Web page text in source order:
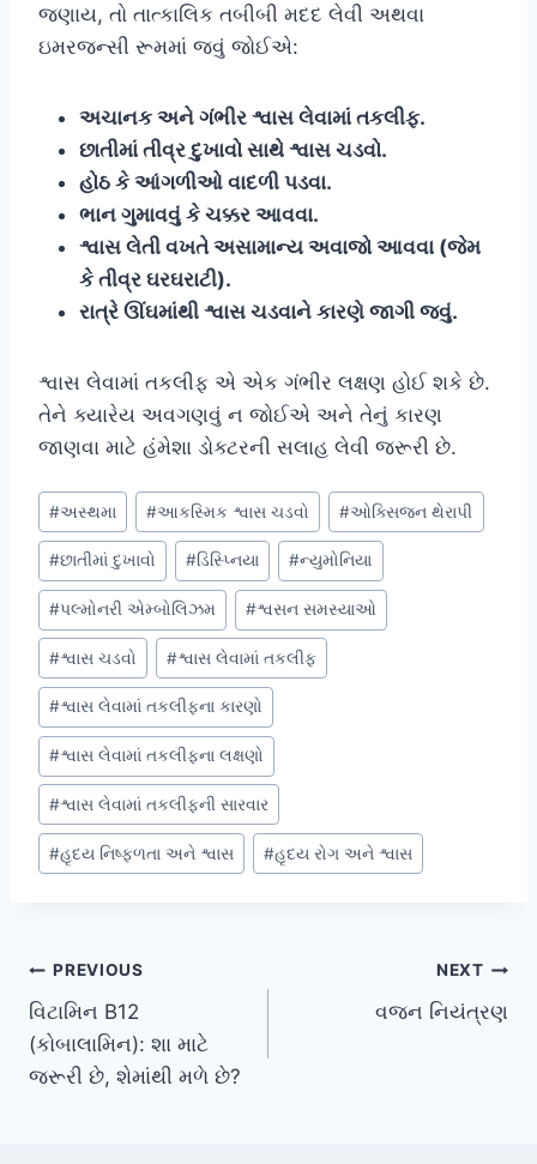
જણાય, તો તાત્કાલિક તબીબી મદદ લેવી અથવા
ઇમરજન્સી રૂમમાં જવું જોઈએ:
અચાનક અને ગંભીર શ્વાસ લેવામાં તકલીફ.
છાતીમાં તીવ્ર દુખાવો સાથે શ્વાસ ચડવો.
હોઠ કે આંગળીઓ વાદળી પડવા.
ભાન ગુમાવવું કે ચક્કર આવવા.
શ્વાસ લેતી વખતે અસામાન્ય અવાજો આવવા (જેમ
કે તીવ્ર ઘરઘરાટી).
રાત્રે ઊંઘમાંથી શ્વાસ ચડવાને કારણે જાગી જવું.
શ્વાસ લેવામાં તકલીફ એ એક ગંભીર લક્ષણ હોઈ શકે છે.
તેને ક્યારેય અવગણવું ન જોઈએ અને તેનું કારણ
જાણવા માટે હંમેશા ડોક્ટરની સલાહ લેવી જરૂરી છે.
Post
Tags:
#અસ્થમા #આકસ્મિક શ્વાસ ચડવો #ઓક્સિજન થેરાપી
#છાતીમાં દુખાવો #ડિસ્પ્નિયા #ન્યુમોનિયા
#પલ્મોનરી એમ્બોલિઝમ #શ્વસન સમસ્યાઓ
#શ્વાસ ચડવો #શ્વાસ લેવામાં તકલીફ
#શ્વાસ લેવામાં તકલીફના કારણો
#શ્વાસ લેવામાં તકલીફના લક્ષણો
#શ્વાસ લેવામાં તકલીફની સારવાર
#હૃદય નિષ્ફળતા અને શ્વાસ #હૃદય રોગ અને શ્વાસ
Post
navigation
PREVIOUS
વિટામિન B12
(કોબાલામિન): શા માટે
જરૂરી છે, શેમાંથી મળે છે?
NEXT
વજન નિયંત્રણ